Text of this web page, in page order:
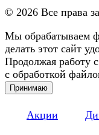
© 2026 Все права
Мы обрабатываем
делать этот сайт
Продолжая работу
с обработкой
Принимаю
Акции